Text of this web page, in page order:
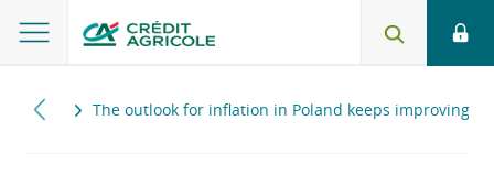
2025 The outlook for inflation in Poland keeps improving